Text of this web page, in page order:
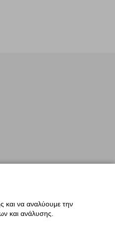
και να αναλύουμε την
και ανάλυσης.